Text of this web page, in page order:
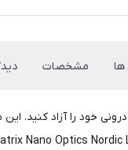
ها مشخصات
خود را آزاد کنید.